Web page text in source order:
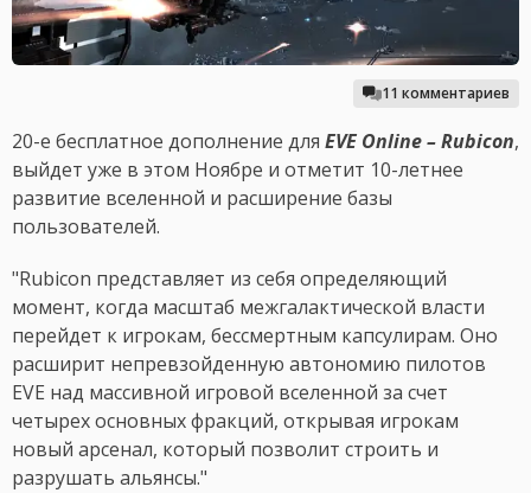
11 комментариев
20-е бесплатное дополнение для EVE Online – Rubicon,
выйдет уже в этом Ноябре и отметит 10-летнее
развитие вселенной и расширение базы
пользователей.
"Rubicon представляет из себя определяющий
момент, когда масштаб межгалактической власти
перейдет к игрокам, бессмертным капсулирам. Оно
расширит непревзойденную автономию пилотов
EVE над массивной игровой вселенной за счет
четырех основных фракций, открывая игрокам
новый арсенал, который позволит строить и
разрушать альянсы."